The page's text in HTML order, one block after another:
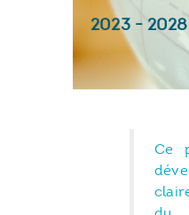
2023- 2028
Ce